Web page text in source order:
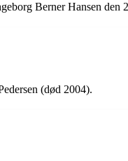
Berner Hansen
(død 2004).